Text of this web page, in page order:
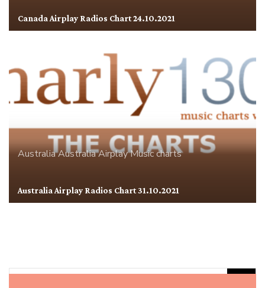
Canada Airplay Radios Chart 24.10.2021
AustraliaAustralia AirplayMusic charts
Australia Airplay Radios Chart 31.10.2021